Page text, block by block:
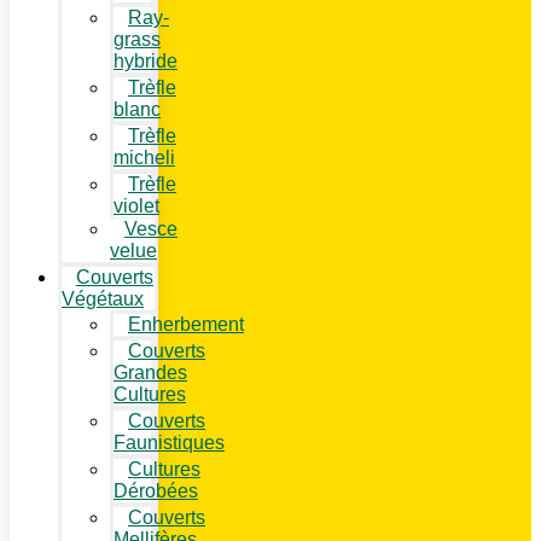
Ray-
grass
hybride
Trèfle
blanc
Trèfle
micheli
Trèfle
violet
Vesce
velue
Couverts
Végétaux
Enherbement
Couverts
Grandes
Cultures
Couverts
Faunistiques
Cultures
Dérobées
Couverts